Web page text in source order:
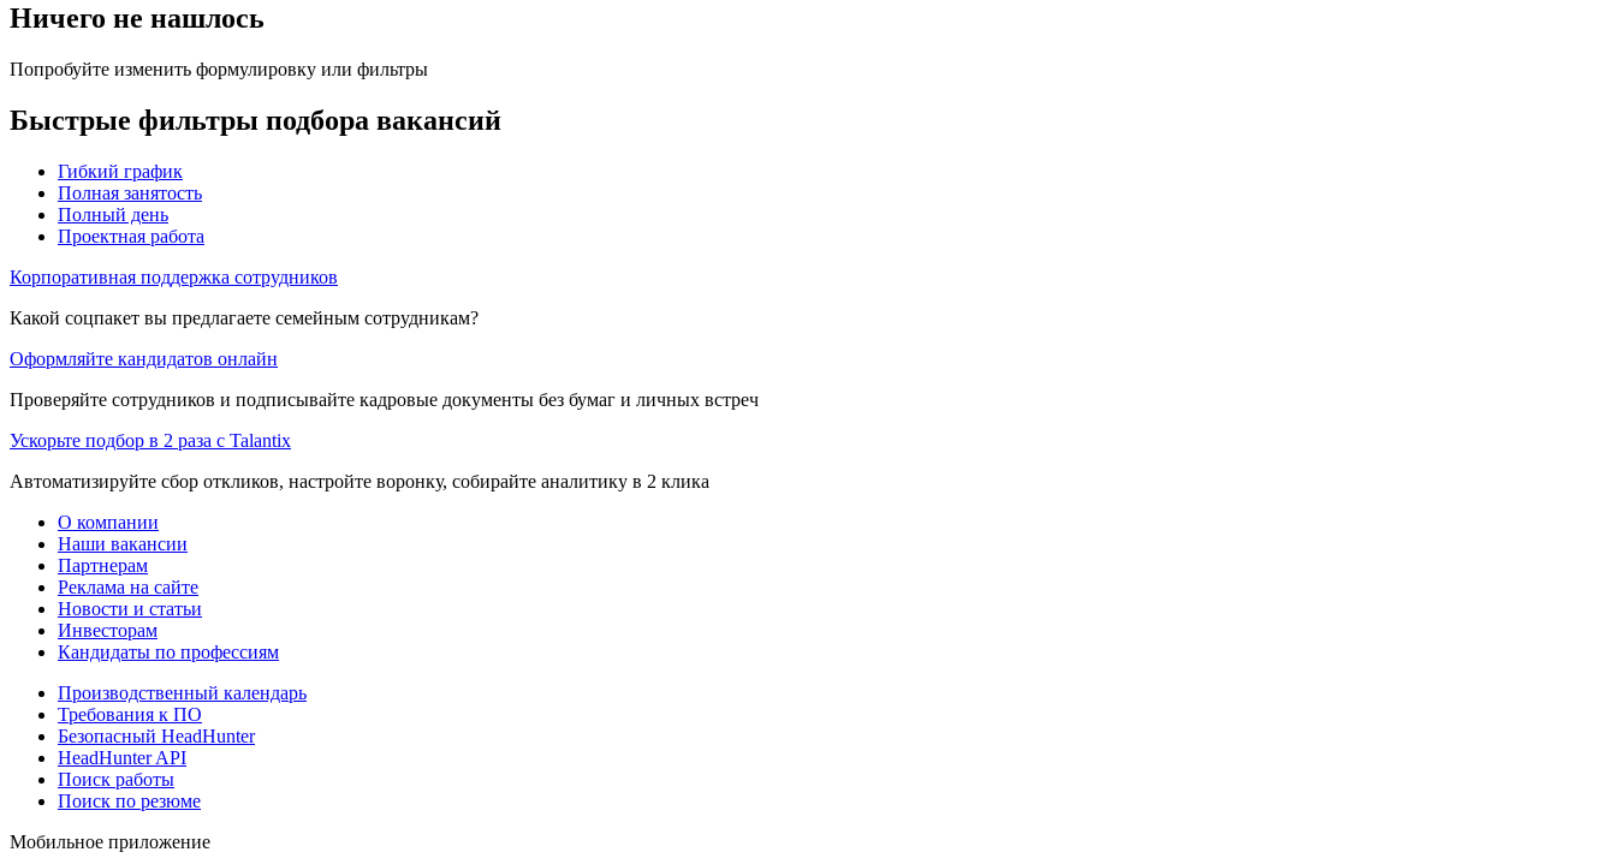
Ничего не нашлось
Попробуйте изменить формулировку или фильтры
Быстрые фильтры подбора вакансий
Гибкий график
Полная занятость
Полный день
Проектная работа
Корпоративная поддержка сотрудников
Какой соцпакет вы предлагаете семейным сотрудникам?
Оформляйте кандидатов онлайн
Проверяйте сотрудников и подписывайте кадровые документы без бумаг и личных встреч
Ускорьте подбор в 2 раза с Talantix
Автоматизируйте сбор откликов, настройте воронку, собирайте аналитику в 2 клика
О компании
Наши вакансии
Партнерам
Реклама на сайте
Новости и статьи
Инвесторам
Кандидаты по профессиям
Производственный календарь
Требования к ПО
Безопасный HeadHunter
HeadHunter API
Поиск работы
Поиск по резюме
Мобильное приложение